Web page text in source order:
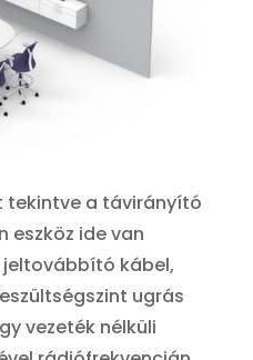
tekintve a távirányító
eszköz ide van
kábel,
ugrás
vezeték nélküli